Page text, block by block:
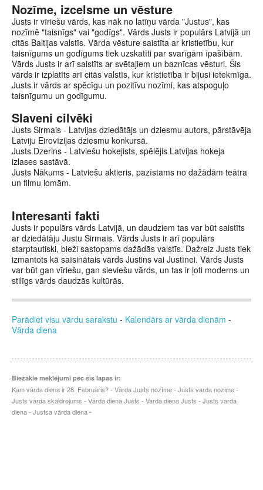
Nozīme, izcelsme un vēsture
Justs ir vīriešu vārds, kas nāk no latīņu vārda "Justus", kas
nozīmē "taisnīgs" vai "godīgs". Vārds Justs ir populārs Latvijā un
citās Baltijas valstīs. Vārda vēsture saistīta ar kristietību, kur
taisnīgums un godīgums tiek uzskatīti par svarīgām īpašībām.
Vārds Justs ir arī saistīts ar svētajiem un baznīcas vēsturi. Šis
vārds ir izplatīts arī citās valstīs, kur kristietība ir bijusi ietekmīga.
Justs ir vārds ar spēcīgu un pozitīvu nozīmi, kas atspoguļo
taisnīgumu un godīgumu.
Slaveni cilvēki
Justs Sirmais - Latvijas dziedātājs un dziesmu autors, pārstāvēja
Latviju Eirovīzijas dziesmu konkursā.
Justs Dzerins - Latviešu hokejists, spēlējis Latvijas hokeja
izlases sastāvā.
Justs Nākums - Latviešu aktieris, pazīstams no dažādām teātra
un filmu lomām.
Interesanti fakti
Justs ir populārs vārds Latvijā, un daudziem tas var būt saistīts
ar dziedātāju Justu Sirmais. Vārds Justs ir arī populārs
starptautiski, bieži sastopams dažādās valstīs. Dažreiz Justs tiek
izmantots kā saīsinātais vārds Justins vai Justīnei. Vārds Justs
var būt gan vīriešu, gan sieviešu vārds, un tas ir ļoti moderns un
stilīgs vārds daudzās kultūrās.
Parādiet visu vārdu sarakstu - Kalendārs ar vārda dienām -
Vārda diena
Biežākie meklējumi pēc šīs lapas ir:
Kam vārda diena ir 28. Februaris? - Vārda Justs nozīme - Justs varda nozime -
Justs vārda skaidrojums - Vārda diena Justs - Varda diena Justs - Justs varda
diena - Justsa vārda diena -